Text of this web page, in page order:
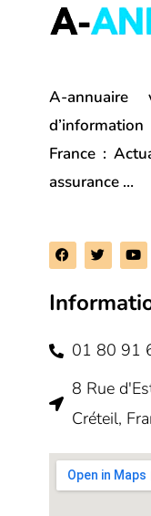
A-
France :
assurance …
F
a
c
b
o
T
w
i
t
e
Y
o
u
u
b
01 80 91
8 Rue
Créteil,